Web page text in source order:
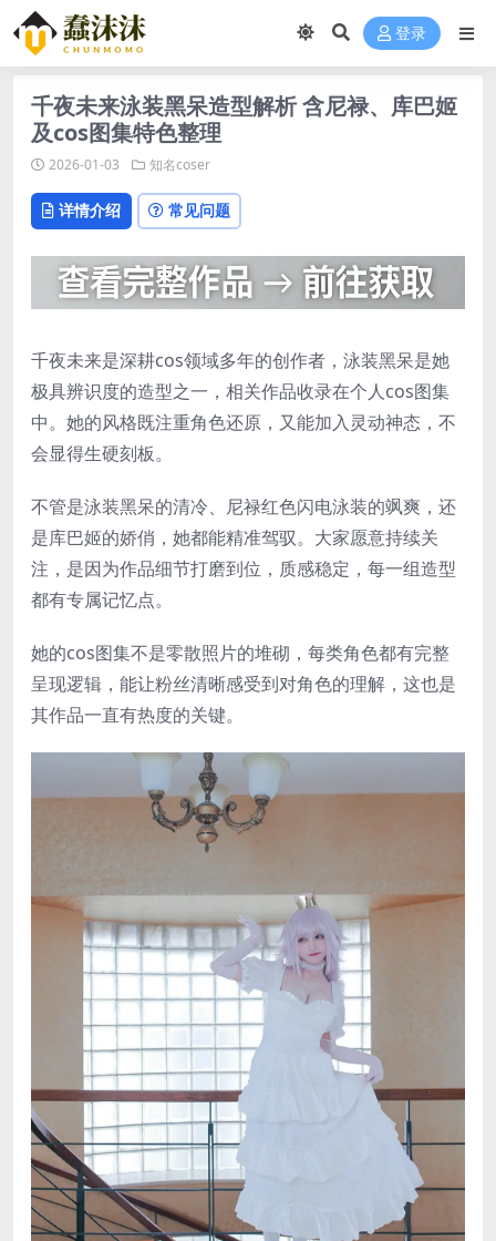
登录
千夜未来泳装黑呆造型解析 含尼禄、库巴姬
及cos图集特色整理
2026-01-03 知名coser
详情介绍 常见问题
千夜未来是深耕cos领域多年的创作者，泳装黑呆是她
极具辨识度的造型之一，相关作品收录在个人cos图集
中。她的风格既注重角色还原，又能加入灵动神态，不
会显得生硬刻板。
不管是泳装黑呆的清冷、尼禄红色闪电泳装的飒爽，还
是库巴姬的娇俏，她都能精准驾驭。大家愿意持续关
注，是因为作品细节打磨到位，质感稳定，每一组造型
都有专属记忆点。
她的cos图集不是零散照片的堆砌，每类角色都有完整
呈现逻辑，能让粉丝清晰感受到对角色的理解，这也是
其作品一直有热度的关键。